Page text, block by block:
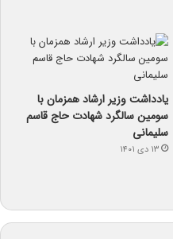
یادداشت وزیر ارشاد همزمان با
سومین سالگرد شهادت حاج قاسم
سلیمانی
۱۳ دی ۱۴۰۱